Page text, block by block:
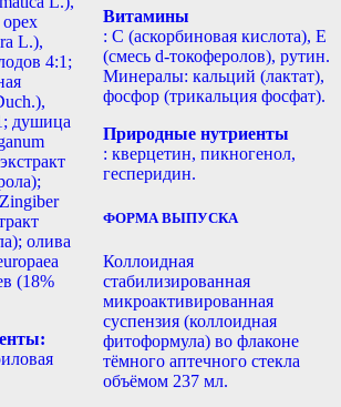
L.),
4:1;
душица
олива
(18%
Витамины
: С (аскорбиновая кислота), Е
(смесь d-токоферолов), рутин.
Минералы: кальций (лактат),
фосфор (трикальция фосфат).
Природные нутриенты
: кверцетин, пикногенол,
гесперидин.
ФОРМА ВЫПУСКА
Коллоидная
стабилизированная
микроактивированная
суспензия (коллоидная
фитоформула) во флаконе
тёмного аптечного стекла
объёмом 237 мл.